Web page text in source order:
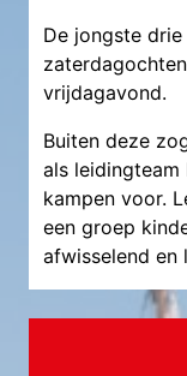
De jongste
vrijdagavond.
Buiten deze
als leidingteam
kampen voor.
een groep
afwisselend en